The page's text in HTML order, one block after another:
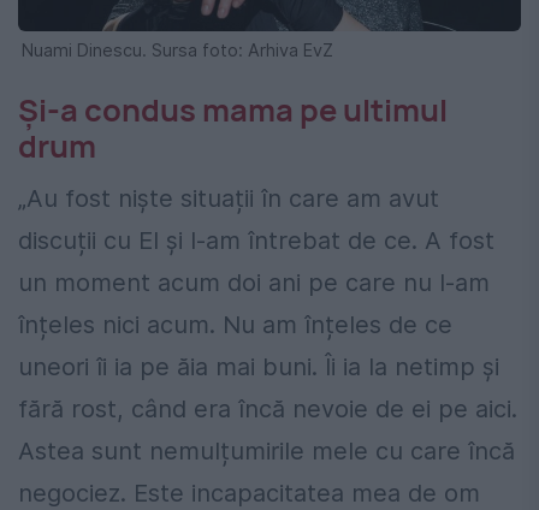
Nuami Dinescu. Sursa foto: Arhiva EvZ
Și-a condus mama pe ultimul
drum
„Au fost niște situații în care am avut
discuții cu El și l-am întrebat de ce. A fost
un moment acum doi ani pe care nu l-am
înțeles nici acum. Nu am înțeles de ce
uneori îi ia pe ăia mai buni. Îi ia la netimp și
fără rost, când era încă nevoie de ei pe aici.
Astea sunt nemulțumirile mele cu care încă
negociez. Este incapacitatea mea de om